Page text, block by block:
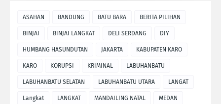
ASAHAN BANDUNG BATU BARA BERITA PILIHAN
BINJAI BINJAI LANGKAT DELI SERDANG DIY
HUMBANG HASUNDUTAN JAKARTA KABUPATEN KARO
KARO KORUPSI KRIMINAL LABUHANBATU
LABUHANBATU SELATAN LABUHANBATU UTARA LANGAT
Langkat LANGKAT MANDAILING NATAL MEDAN